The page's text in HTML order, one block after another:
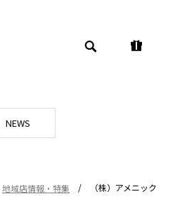
NEWS
地域店情報・特集 /
（株）アメニック